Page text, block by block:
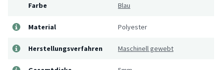
Farbe
Blau
Material Polyester
Herstellungsverfahren Maschinell gewebt